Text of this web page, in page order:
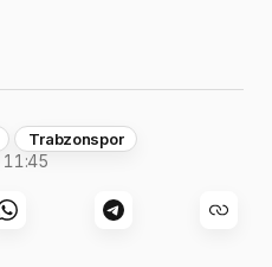
Trabzonspor
11:45